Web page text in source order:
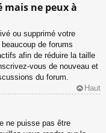
mais ne peux à
ou supprimé votre
de forums
afin de réduire la taille
vous de nouveau et
du forum.
Haut
ne puisse pas être